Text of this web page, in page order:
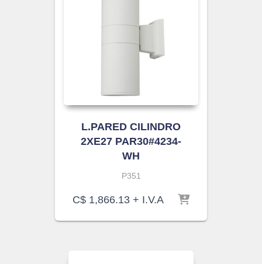
L.PARED CILINDRO
2XE27 PAR30#4234-
WH
P351
C$ 1,866.13 + I.V.A